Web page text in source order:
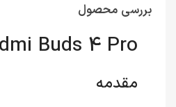
بررسی محصول
Buds 4 Pro
مقدمه